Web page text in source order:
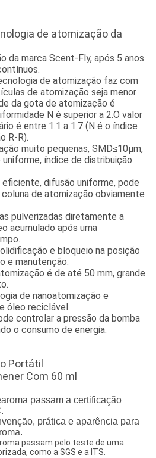
de atomização da
da marca Scent-Fly, após 5 anos
de atomização faz com
de atomização seja menor
da gota de atomização é
N é superior a 2.O valor
é entre 1.1 a 1.7 (N é o índice
R-R).
muito pequenas, SMD≤10μm,
índice de distribuição
difusão uniforme, pode
de atomização obviamente
pulverizadas diretamente a
acumulado após uma
e bloqueio na posição
e manutenção.
é de até 50 mm, grande
de nanoatomização e
óleo reciclável.
controlar a pressão da bomba
o consumo de energia.
passam a certificação
prática e aparência para
passam pelo teste de uma
como a SGS e a ITS.